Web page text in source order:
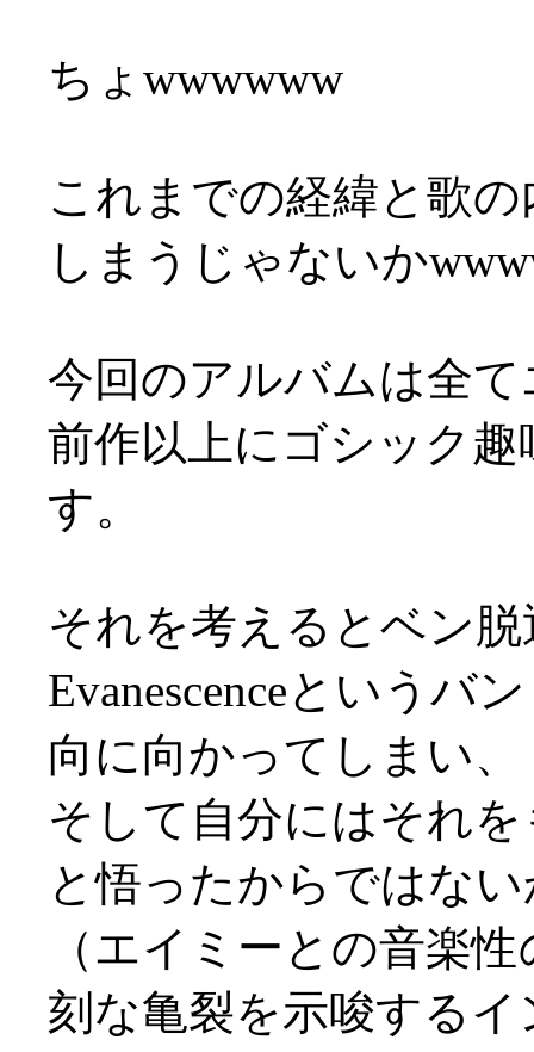
ちょwwwwww
これまでの経緯と歌
しまうじゃないか
今回のアルバムは全
前作以上にゴシック
す。
それを考えるとベン
Evanescenceというバ
向に向かってしまい、
そして自分にはそれ
と悟ったからではな
（エイミーとの音楽
刻な亀裂を示唆する